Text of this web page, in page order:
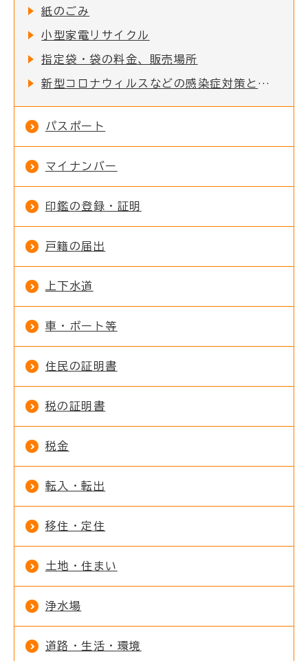
紙のごみ
小型家電リサイクル
指定袋・袋の料金、販売場所
新型コロナウィルスなどの感染症対策としてのご家庭でのマスク等の捨て方
パスポート
マイナンバー
印鑑の登録・証明
戸籍の届出
上下水道
車・ボート等
住民の証明書
税の証明書
税金
転入・転出
移住・定住
土地・住まい
浄水場
道路・生活・環境